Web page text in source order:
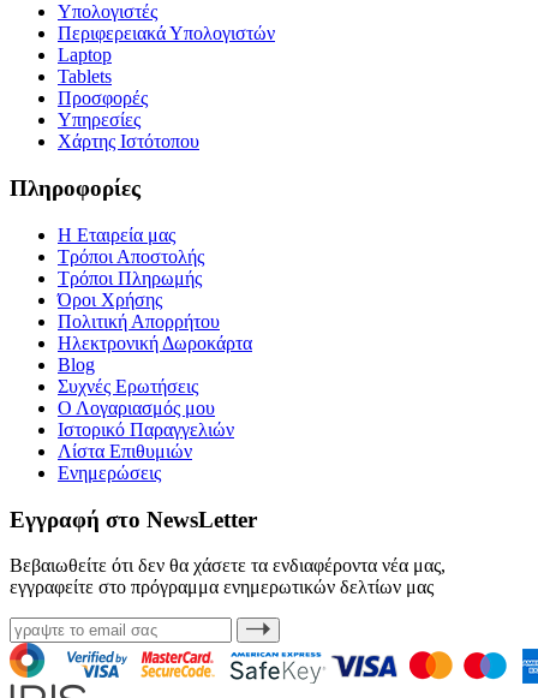
Υπολογιστές
Περιφερειακά Υπολογιστών
Laptop
Tablets
Προσφορές
Υπηρεσίες
Χάρτης Ιστότοπου
Πληροφορίες
Η Εταιρεία μας
Τρόποι Αποστολής
Τρόποι Πληρωμής
Όροι Χρήσης
Πολιτική Απορρήτου
Ηλεκτρονική Δωροκάρτα
Blog
Συχνές Ερωτήσεις
Ο Λογαριασμός μου
Ιστορικό Παραγγελιών
Λίστα Επιθυμιών
Ενημερώσεις
Εγγραφή στο NewsLetter
Βεβαιωθείτε ότι δεν θα χάσετε τα ενδιαφέροντα νέα μας,
εγγραφείτε στο πρόγραμμα ενημερωτικών δελτίων μας